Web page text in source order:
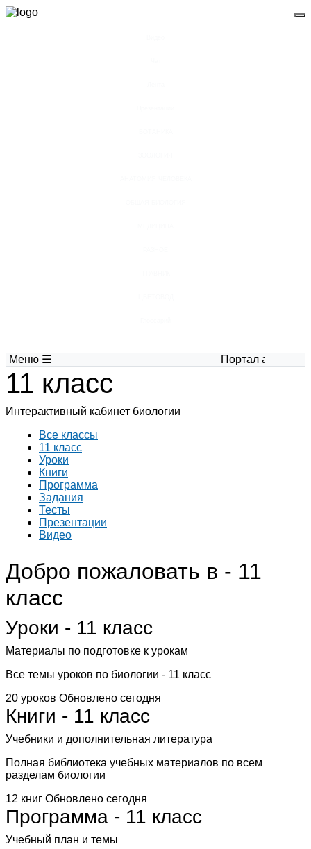
Меню ☰ Портал авторских
11 класс
Интерактивный кабинет биологии
Все классы
11 класс
Уроки
Книги
Программа
Задания
Тесты
Презентации
Видео
Добро пожаловать в - 11
класс
Уроки - 11 класс
Материалы по подготовке к урокам
Все темы уроков по биологии - 11 класс
20 уроков Обновлено сегодня
Книги - 11 класс
Учебники и дополнительная литература
Полная библиотека учебных материалов по всем
разделам биологии
12 книг Обновлено сегодня
Программа - 11 класс
Учебный план и темы